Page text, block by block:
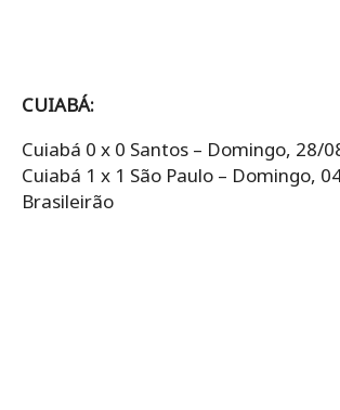
CUIABÁ:
Cuiabá 0 x 0 Santos – Domingo, 28/
Cuiabá 1 x 1 São Paulo – Domingo,
Brasileirão